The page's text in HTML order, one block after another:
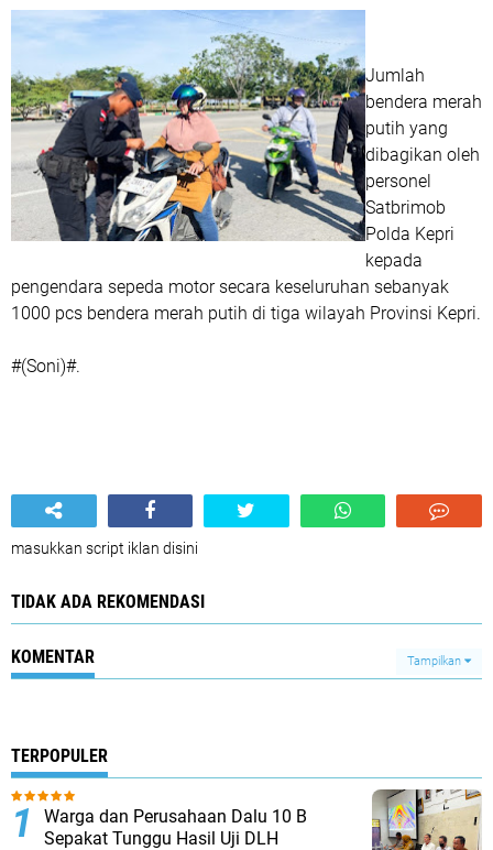
Jumlah
bendera merah
putih yang
dibagikan oleh
personel
Satbrimob
Polda Kepri
kepada
pengendara sepeda motor secara keseluruhan sebanyak
1000 pcs bendera merah putih di tiga wilayah Provinsi Kepri.
#(Soni)#.
masukkan script iklan disini
TIDAK ADA REKOMENDASI
KOMENTAR Tampilkan
TERPOPULER
Warga dan Perusahaan Dalu 10 B
Sepakat Tunggu Hasil Uji DLH